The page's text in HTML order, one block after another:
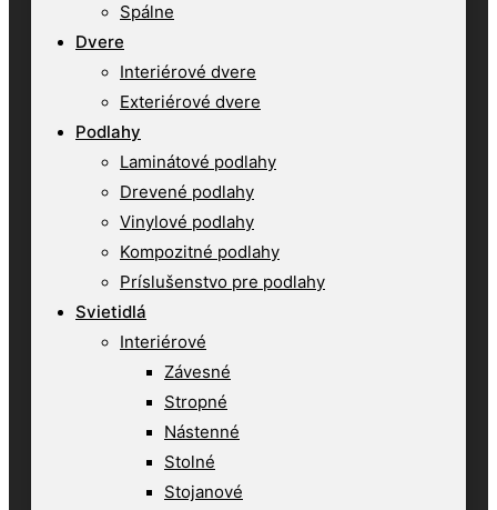
Spálne
Dvere
Interiérové dvere
Exteriérové dvere
Podlahy
Laminátové podlahy
Drevené podlahy
Vinylové podlahy
Kompozitné podlahy
Príslušenstvo pre podlahy
Svietidlá
Interiérové
Závesné
Stropné
Nástenné
Stolné
Stojanové